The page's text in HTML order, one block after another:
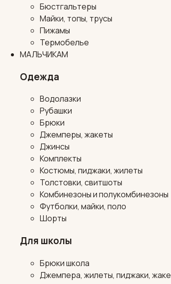
Бюстгальтеры
Майки, топы, трусы
Пижамы
Термобелье
МАЛЬЧИКАМ
Одежда
Водолазки
Рубашки
Брюки
Джемперы, жакеты
Джинсы
Комплекты
Костюмы, пиджаки, жилеты
Толстовки, свитшоты
Комбинезоны и полукомбинезоны
Футболки, майки, поло
Шорты
Для школы
Брюки школа
Джемпера, жилеты, пиджаки,